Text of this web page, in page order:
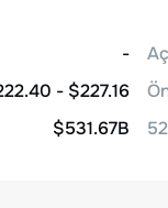
-
- $227.16
$531.67B